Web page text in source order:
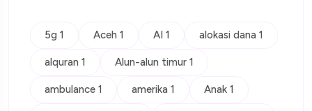
5g 1 Aceh 1 AI 1 alokasi dana 1
alquran 1 Alun-alun timur 1
ambulance 1 amerika 1 Anak 1